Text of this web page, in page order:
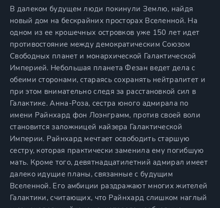
В далеком будущем люди покинули Землю, найдя
новый дом на бескрайних просторах Вселенной. На
одном из ее крошечных островков уже 150 лет идет
противостояние между демократическим Союзом
Свободных планет и монархической Галактической
Империей. Небольшая планета Фезан ведет дела с
обеими сторонами, стараясь сохранять нейтралитет и
при этом внимательно следя за расстановкой сил в
Галактике. Анна-Роза, сестра юного адмирала по
имени Райнхард фон Лоэнграмм, против своей воли
становится заложницей кайзера Галактической
Империи. Райнхард мечтает освободить старшую
сестру, которая практически заменила ему погибшую
мать. Кроме того, девятнадцатилетний адмирал имеет
далеко идущие планы, связанные с будущим
Вселенной. Его амбиции раздражают многих жителей
Галактики, считающих, что Райнхард слишком наглый